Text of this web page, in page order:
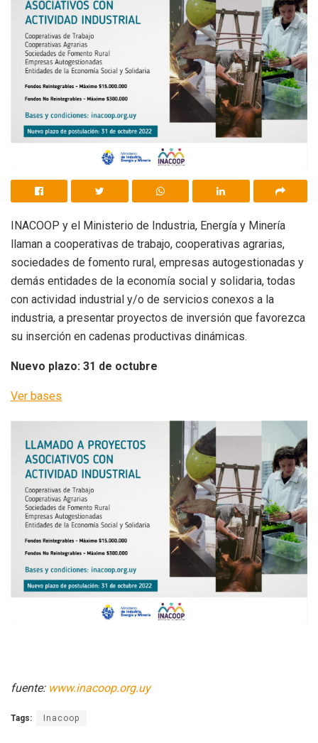
INACOOP y el Ministerio de Industria, Energía y Minería
llaman a cooperativas de trabajo, cooperativas agrarias,
sociedades de fomento rural, empresas autogestionadas y
demás entidades de la economía social y solidaria, todas
con actividad industrial y/o de servicios conexos a la
industria, a presentar proyectos de inversión que favorezca
su inserción en cadenas productivas dinámicas.
Nuevo plazo: 31 de octubre
Ver bases
fuente: www.inacoop.org.uy
Tags: Inacoop